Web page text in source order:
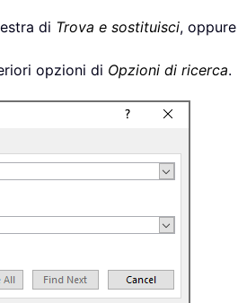
di Trova e sostituisci,
opzioni di Opzioni di ricerca.